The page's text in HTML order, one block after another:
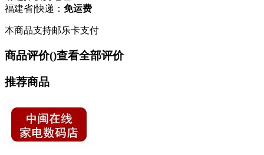
福建省|快递： 免运费
本商品支持邮乐卡支付
商品评价()查看全部评价
推荐商品